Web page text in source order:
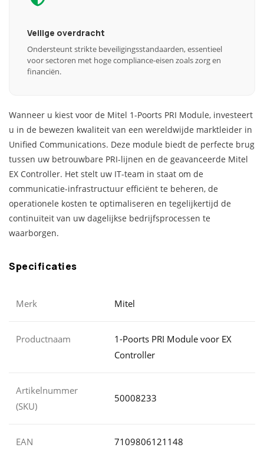
Veilige overdracht
Ondersteunt strikte beveiligingsstandaarden, essentieel
voor sectoren met hoge compliance-eisen zoals zorg en
financiën.
Wanneer u kiest voor de Mitel 1-Poorts PRI Module, investeert
u in de bewezen kwaliteit van een wereldwijde marktleider in
Unified Communications. Deze module biedt de perfecte brug
tussen uw betrouwbare PRI-lijnen en de geavanceerde Mitel
EX Controller. Het stelt uw IT-team in staat om de
communicatie-infrastructuur efficiënt te beheren, de
operationele kosten te optimaliseren en tegelijkertijd de
continuïteit van uw dagelijkse bedrijfsprocessen te
waarborgen.
Specificaties
Merk Mitel
Productnaam
1-Poorts PRI Module voor EX
Controller
Artikelnummer
(SKU)
50008233
EAN 7109806121148